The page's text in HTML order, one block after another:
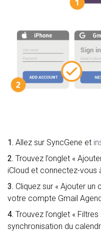
1. Allez sur SyncGene et
2. Trouvez l’onglet «
iCloud et connectez-vous
3. Cliquez sur « Ajouter
votre compte Gmail
4. Trouvez l’onglet «
synchronisation du